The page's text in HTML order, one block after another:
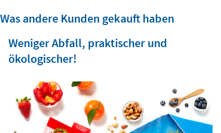
Was andere Kunden gekauft haben
Weniger Abfall, praktischer und
ökologischer!